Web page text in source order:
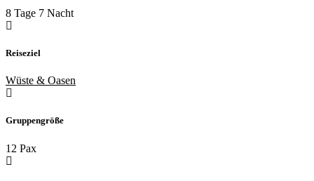
8 Tage 7 Nacht
Reiseziel
Wüste & Oasen
Gruppengröße
12 Pax